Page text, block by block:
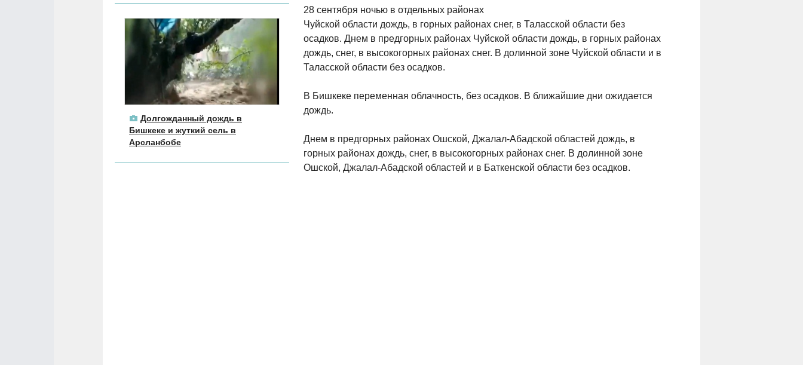
Долгожданный дождь в
Бишкеке и жуткий сель в
Арсланбобе
28 сентября ночью в отдельных районах
Чуйской области дождь, в горных районах снег, в Таласской области без
осадков. Днем в предгорных районах Чуйской области дождь, в горных районах
дождь, снег, в высокогорных районах снег. В долинной зоне Чуйской области и в
Таласской области без осадков.
В Бишкеке переменная облачность, без осадков. В ближайшие дни ожидается
дождь.
Днем в предгорных районах Ошской, Джалал-Абадской областей дождь, в
горных районах дождь, снег, в высокогорных районах снег. В долинной зоне
Ошской, Джалал-Абадской областей и в Баткенской области без осадков.